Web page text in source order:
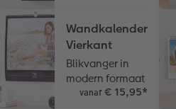
Wandkalender
Vierkant
Blikvanger in
modern formaat
vanaf € 15,95*